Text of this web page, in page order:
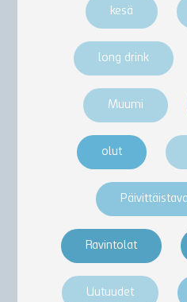
kesä
long drink
Muumi
olut
Ravintolat
Uutuudet